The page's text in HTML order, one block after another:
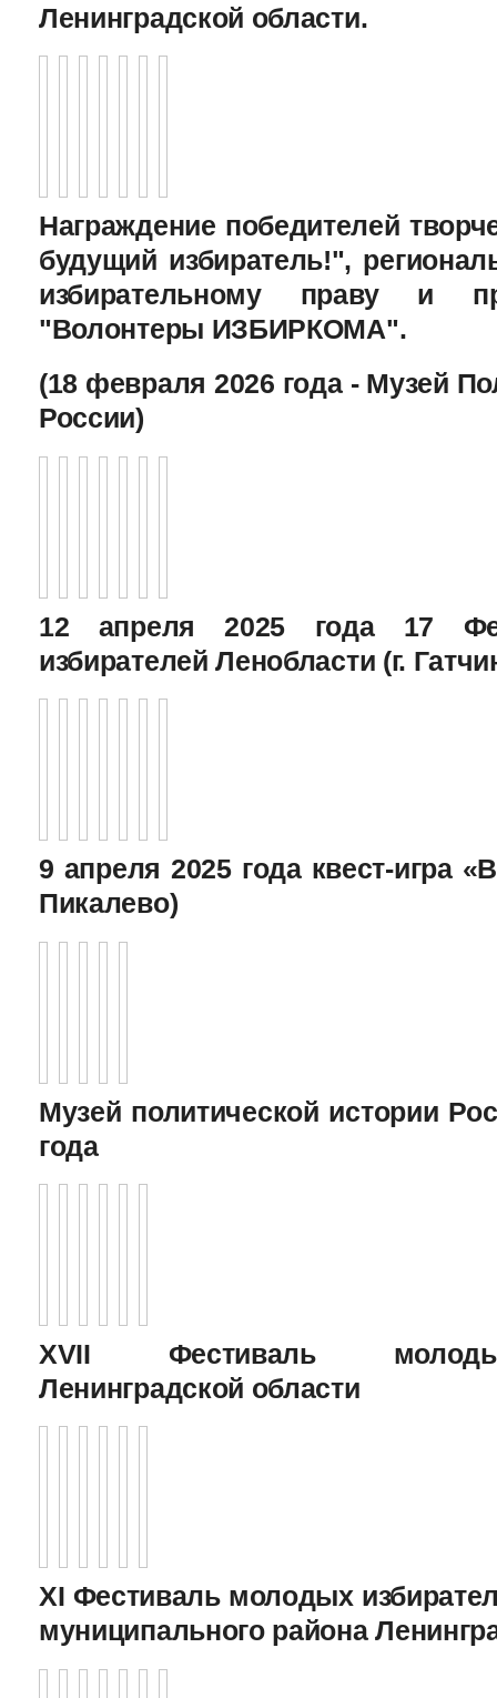
Ленинградской области.
Награждение победителей
будущий избиратель!",
избирательному праву и
"Волонтеры ИЗБИРКОМА".
(18 февраля 2026 года - Музей
России)
12 апреля 2025 года 17
избирателей Ленобласти (г.
9 апреля 2025 года квест-игра
Пикалево)
Музей политической истории
года
XVII Фестиваль
Ленинградской области
XI Фестиваль молодых
муниципального района